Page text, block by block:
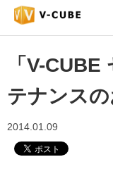
「V-
テナンス
2014.01.09